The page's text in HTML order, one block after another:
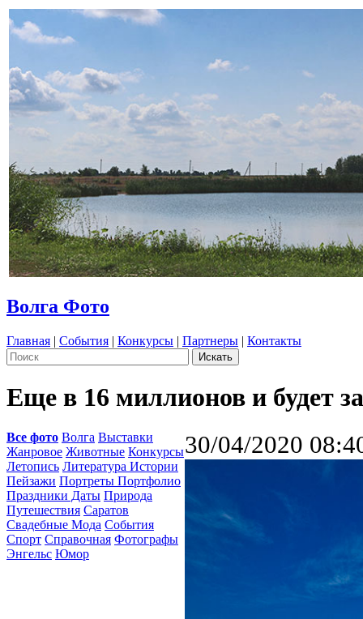
Волга Фото
Главная | События | Конкурсы | Партнеры | Контакты
Еще в 16 миллионов и будет
Все фото Волга Выставки
Жанровое Животные Конкурсы
Летопись Литература Истории
Пейзажи Портреты Портфолио
Праздники Даты Природа
Путешествия Саратов
Свадебные Мода События
Спорт Справочная Фотографы
Энгельс Юмор
30/04/2020